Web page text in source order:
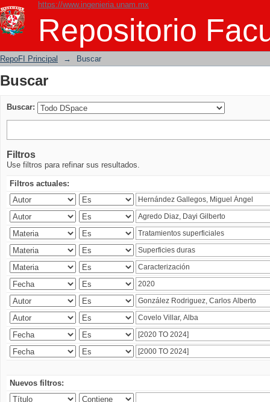
https://www.ingenieria.unam.mx
Repositorio
Buscar
RepoFI Principal → Buscar
Buscar
Buscar:
Filtros
Use filtros para refinar sus resultados.
Filtros actuales:
Nuevos filtros: